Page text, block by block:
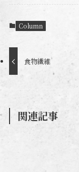
Column
食物繊維
関連記事